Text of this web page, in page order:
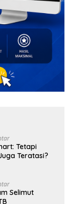
Tetapi
Teratasi?
Selimut